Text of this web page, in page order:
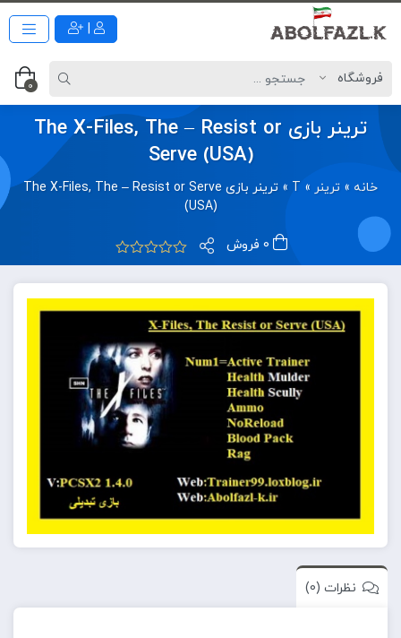
0
ترینر بازی The X-Files, The – Resist or
Serve (USA)
خانه » ترینر »
T
»
ترینر بازی The X-Files, The – Resist or Serve
(USA)
نظرات (0)